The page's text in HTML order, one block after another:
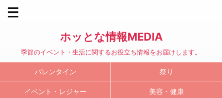
ホッとな情報MEDIA
季節のイベント・生活に関するお役立ち情報をお届けします。
バレンタイン 祭り
イベント・レジャー 美容・健康